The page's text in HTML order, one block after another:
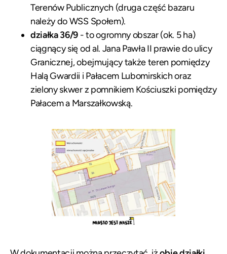
Terenów Publicznych (druga część bazaru
należy do WSS Społem).
działka 36/9 - to ogromny obszar (ok. 5 ha)
ciągnący się od al. Jana Pawła II prawie do ulicy
Granicznej, obejmujący także teren pomiędzy
Halą Gwardii i Pałacem Lubomirskich oraz
zielony skwer z pomnikiem Kościuszki pomiędzy
Pałacem a Marszałkowską.